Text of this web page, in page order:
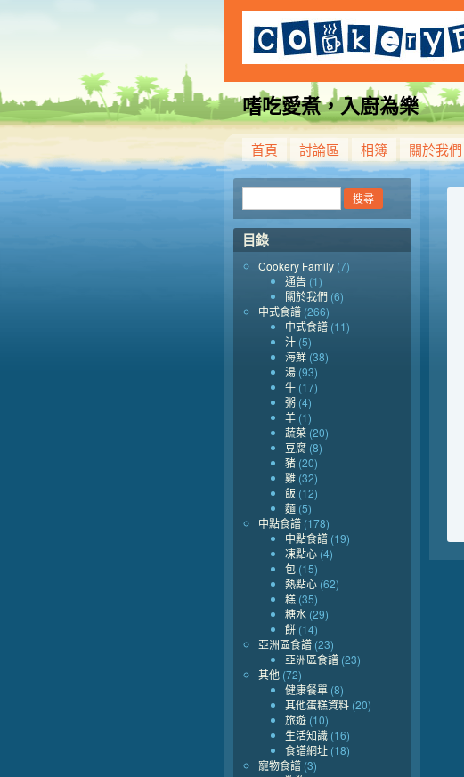
嗜吃愛煮，入廚為樂
首頁 討論區 相簿 關於我們
目錄
Cookery Family (7)
通告 (1)
關於我們 (6)
中式食譜 (266)
中式食譜 (11)
汁 (5)
海鮮 (38)
湯 (93)
牛 (17)
粥 (4)
羊 (1)
蔬菜 (20)
豆腐 (8)
豬 (20)
雞 (32)
飯 (12)
麵 (5)
中點食譜 (178)
中點食譜 (19)
凍點心 (4)
包 (15)
熱點心 (62)
糕 (35)
糖水 (29)
餅 (14)
亞洲區食譜 (23)
亞洲區食譜 (23)
其他 (72)
健康餐單 (8)
其他蛋糕資料 (20)
旅遊 (10)
生活知識 (16)
食譜網址 (18)
寵物食譜 (3)